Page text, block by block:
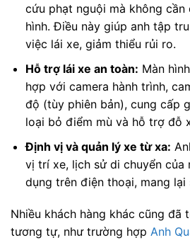
cứu phạt nguội mà không cần
hình. Điều này giúp anh tập
việc lái xe, giảm thiểu rủi ro.
Hỗ trợ lái xe an toàn: Màn
hợp với camera hành trình,
độ (tùy phiên bản), cung cấp
loại bỏ điểm mù và hỗ trợ đỗ
Định vị và quản lý xe từ xa:
vị trí xe, lịch sử di chuyển của
dụng trên điện thoại, mang
Nhiều khách hàng khác cũng đã
tương tự, như trường hợp Anh